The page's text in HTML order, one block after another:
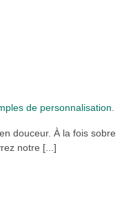
de personnalisation.
douceur. À la fois sobre
notre [...]